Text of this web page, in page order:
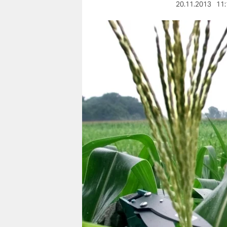
nord
wahrheit
verlag
veranstaltungen
shop
fragen & hilfe
unterstützen
abo
genossenschaft
20.11.2013